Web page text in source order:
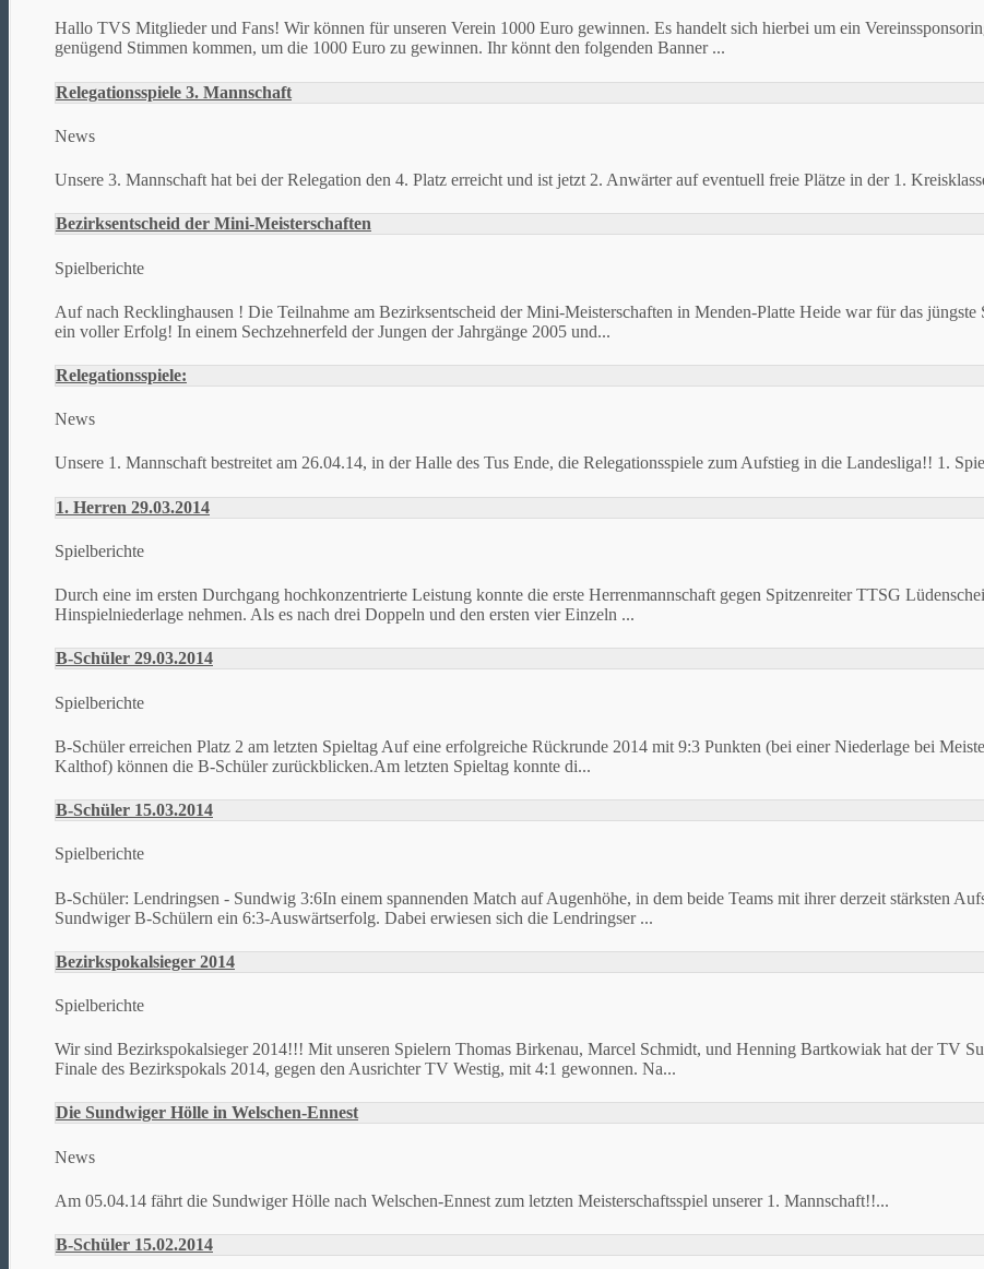
Hallo TVS Mitglieder und Fans! Wir können für unseren Verein 1000 Euro gewinnen. Es handelt sich hierbei um ein
genügend Stimmen kommen, um die 1000 Euro zu gewinnen. Ihr könnt den folgenden Banner ...
Relegationsspiele 3. Mannschaft
News
Unsere 3. Mannschaft hat bei der Relegation den 4. Platz erreicht und ist jetzt 2. Anwärter auf eventuell freie Plätze in der 1.
Bezirksentscheid der Mini-Meisterschaften
Spielberichte
Auf nach Recklinghausen ! Die Teilnahme am Bezirksentscheid der Mini-Meisterschaften in Menden-Platte Heide war für das
ein voller Erfolg! In einem Sechzehnerfeld der Jungen der Jahrgänge 2005 und...
Relegationsspiele:
News
Unsere 1. Mannschaft bestreitet am 26.04.14, in der Halle des Tus Ende, die Relegationsspiele zum Aufstieg in die
1. Herren 29.03.2014
Spielberichte
Durch eine im ersten Durchgang hochkonzentrierte Leistung konnte die erste Herrenmannschaft gegen Spitzenreiter TTSG
Hinspielniederlage nehmen. Als es nach drei Doppeln und den ersten vier Einzeln ...
B-Schüler 29.03.2014
Spielberichte
B-Schüler erreichen Platz 2 am letzten Spieltag Auf eine erfolgreiche Rückrunde 2014 mit 9:3 Punkten (bei einer Niederlage bei
Kalthof) können die B-Schüler zurückblicken.Am letzten Spieltag konnte di...
B-Schüler 15.03.2014
Spielberichte
B-Schüler: Lendringsen - Sundwig 3:6In einem spannenden Match auf Augenhöhe, in dem beide Teams mit ihrer derzeit stärksten
Sundwiger B-Schülern ein 6:3-Auswärtserfolg. Dabei erwiesen sich die Lendringser ...
Bezirkspokalsieger 2014
Spielberichte
Wir sind Bezirkspokalsieger 2014!!! Mit unseren Spielern Thomas Birkenau, Marcel Schmidt, und Henning Bartkowiak hat der TV
Finale des Bezirkspokals 2014, gegen den Ausrichter TV Westig, mit 4:1 gewonnen. Na...
Die Sundwiger Hölle in Welschen-Ennest
News
Am 05.04.14 fährt die Sundwiger Hölle nach Welschen-Ennest zum letzten Meisterschaftsspiel unserer 1. Mannschaft!!...
B-Schüler 15.02.2014